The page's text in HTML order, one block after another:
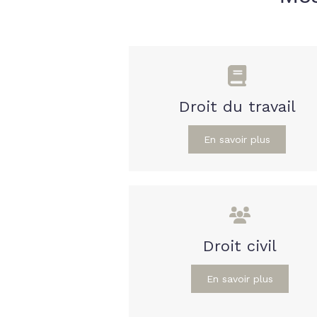
Droit du travail
En savoir plus
Droit civil
En savoir plus